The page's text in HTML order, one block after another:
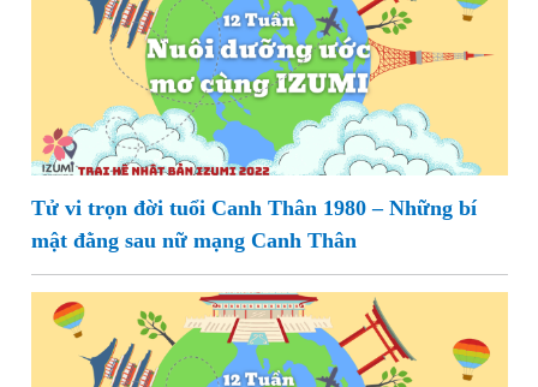
Tử vi trọn đời tuổi Canh Thân 1980 – Những bí
mật đằng sau nữ mạng Canh Thân